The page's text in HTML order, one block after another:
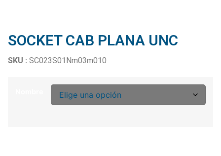
SOCKET CAB PLANA UNC
SKU : SC023S01Nm03m010